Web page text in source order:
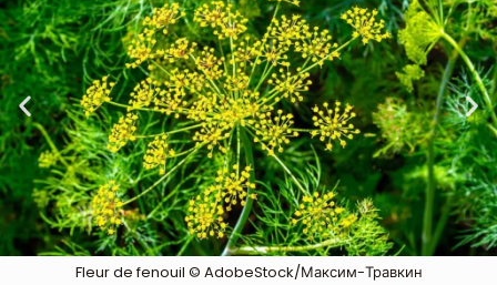
Fleur de fenouil © AdobeStock/Максим-Травкин